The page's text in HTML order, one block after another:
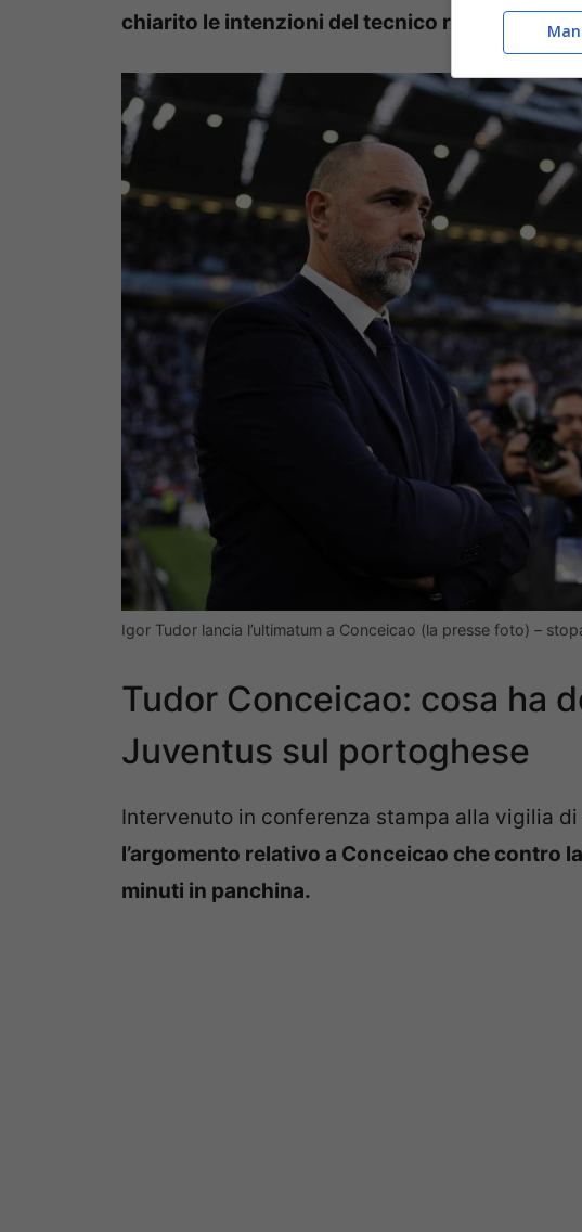
chiarito le intenzioni del tecnico riguardo la
Igor Tudor lancia l’ultimatum a Conceicao (la presse foto) –
Tudor Conceicao: cosa ha
Juventus sul portoghese
Intervenuto in conferenza stampa alla vigilia
l’argomento relativo a Conceicao che contro
minuti in panchina.